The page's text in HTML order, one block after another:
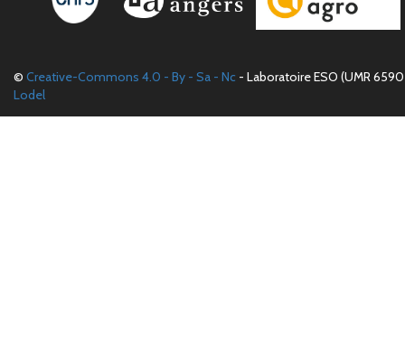
© Creative-Commons 4.0 - By - Sa - Nc - Laboratoire ESO (UMR
Lodel